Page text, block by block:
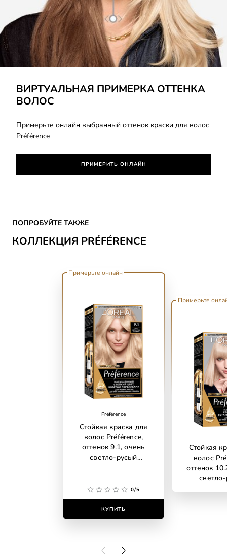
ВИРТУАЛЬНАЯ ПРИМЕРКА ОТТЕНКА
ВОЛОС
Примерьте онлайн выбранный оттенок краски для волос
Préférence
ПРИМЕРИТЬ ОНЛАЙН
КОЛЛЕКЦИЯ PRÉFÉRENCE
ПОПРОБУЙТЕ ТАКЖЕ
Примерьте онлайн
Préférence
Стойкая краска для
волос Préférence,
оттенок 9.1, очень
светло-русый
0/5
КУПИТЬ
Примерьте
Стойкая
волос
оттенок
PREVIOUS CARD
NEXT CARD